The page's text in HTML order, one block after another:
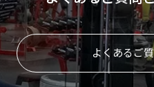
よくあるご